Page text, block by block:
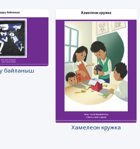
байланыш
Хамелеон кружка